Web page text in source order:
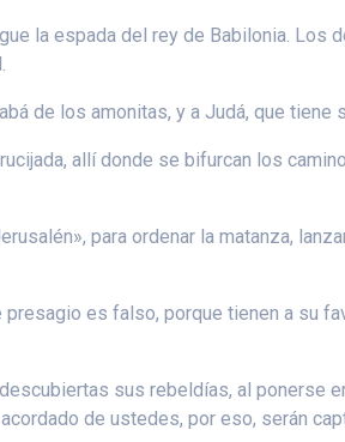
la espada del rey de Babilonia. Los
de los amonitas, y a Judá, que tiene
allí donde se bifurcan los
para ordenar la matanza,
es falso, porque tienen a su
sus rebeldías, al ponerse
de ustedes, por eso, serán